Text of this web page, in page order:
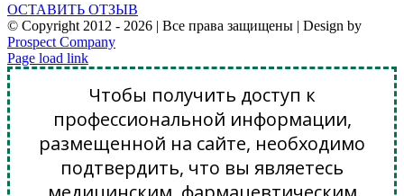
ОСТАВИТЬ ОТЗЫВ
© Copyright 2012 - 2026 | Все права защищены | Design by
Prospect Company
Vk
Telegram
YouTube
Email
Page load link
Чтобы получить доступ к
профессиональной информации,
размещенной на сайте, необходимо
подтвердить, что вы являетесь